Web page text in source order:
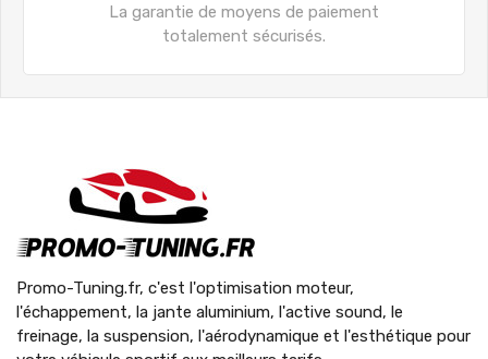
La garantie de moyens de paiement
totalement sécurisés.
Promo-Tuning.fr, c'est l'optimisation moteur,
l'échappement, la jante aluminium, l'active sound, le
freinage, la suspension, l'aérodynamique et l'esthétique pour